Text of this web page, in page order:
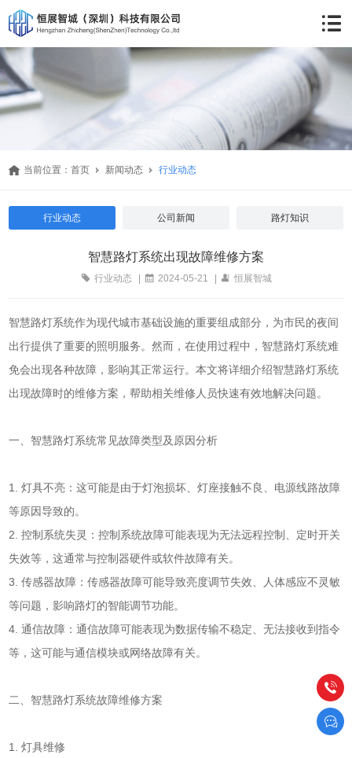
当前位置：首页 新闻动态 行业动态
行业动态 公司新闻 路灯知识
智慧路灯系统出现故障维修方案
行业动态 2024-05-21 恒展智城
智慧路灯系统作为现代城市基础设施的重要组成部分，为市民的夜间
出行提供了重要的照明服务。然而，在使用过程中，智慧路灯系统难
免会出现各种故障，影响其正常运行。本文将详细介绍智慧路灯系统
出现故障时的维修方案，帮助相关维修人员快速有效地解决问题。
一、智慧路灯系统常见故障类型及原因分析
1. 灯具不亮：这可能是由于灯泡损坏、灯座接触不良、电源线路故障
等原因导致的。
2. 控制系统失灵：控制系统故障可能表现为无法远程控制、定时开关
失效等，这通常与控制器硬件或软件故障有关。
3. 传感器故障：传感器故障可能导致亮度调节失效、人体感应不灵敏
等问题，影响路灯的智能调节功能。
4. 通信故障：通信故障可能表现为数据传输不稳定、无法接收到指令
等，这可能与通信模块或网络故障有关。
二、智慧路灯系统故障维修方案
1. 灯具维修